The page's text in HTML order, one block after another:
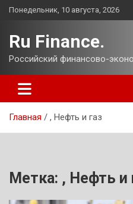
Перейти
Понедельник, 10 августа, 2026
Ru Finance.
Российский финансово-
Главная , Нефть и газ
Метка: , Нефть и